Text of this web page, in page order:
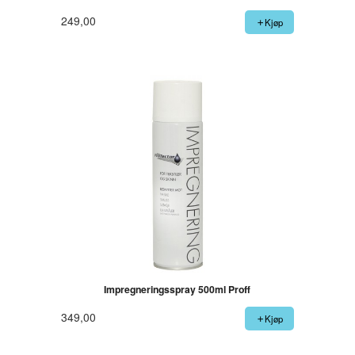
249,00 Kjøp
Impregneringsspray 500ml Proff
349,00 Kjøp